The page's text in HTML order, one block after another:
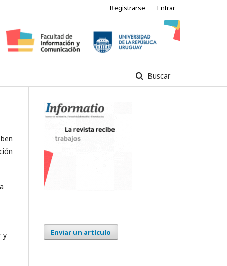
Buscar
Registrarse Entrar
y Enviar un artículo